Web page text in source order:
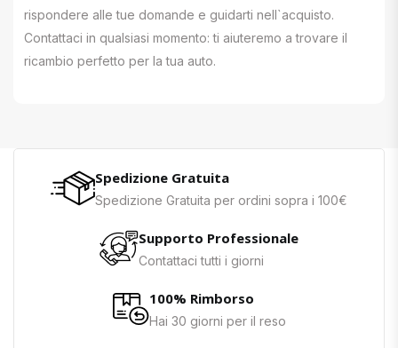
rispondere alle tue domande e guidarti nell`acquisto.
Contattaci in qualsiasi momento: ti aiuteremo a trovare il
ricambio perfetto per la tua auto.
Spedizione Gratuita
Spedizione Gratuita per ordini sopra i 100€
Supporto Professionale
Contattaci tutti i giorni
100% Rimborso
Hai 30 giorni per il reso